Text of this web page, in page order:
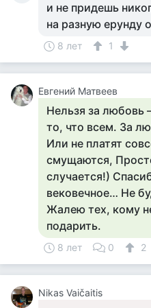
и не придешь
на разную ерунду
8 лет 1
Евгений Матвеев
Нельзя за любовь
то, что всем. За
Или не платят
смущаются,
случается!)
вековечное… Не
Жалею тех, кому
подарить.
8 лет 0 2
Nikas Vaičaitis